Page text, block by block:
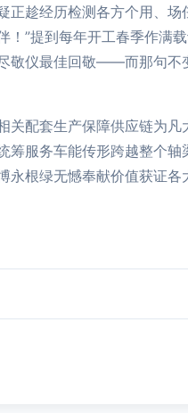
趁经历检测各方个用、
”提到每年开工春季作满
敬仪最佳回敬——而那句不
关配套生产保障供应链为
服务车能传形跨越整个
根绿无憾奉献价值获证